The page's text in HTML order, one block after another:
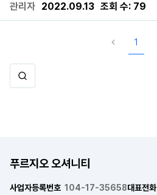
관리자 2022.09.13 조회 수: 79
1
푸르지오 오셔니티
사업자등록번호 104-17-35658대표전화